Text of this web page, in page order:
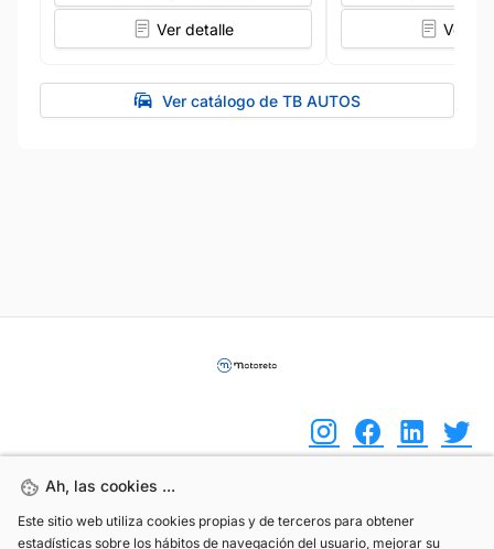
Ver detalle Ver
Ver catálogo de TB AUTOS
Ah, las cookies ...
Este sitio web utiliza cookies propias y de terceros para obtener
estadísticas sobre los hábitos de navegación del usuario, mejorar su
Ah, las cookies ...
Este sitio web utiliza cookies propias y de terceros para obtener
estadísticas sobre los hábitos de navegación del usuario, mejorar su
(+34) 744 408 070